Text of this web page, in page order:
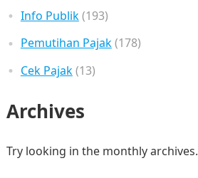
Info Publik(193)
Pemutihan Pajak(178)
Cek Pajak(13)
Archives
Try looking in the monthly archives.